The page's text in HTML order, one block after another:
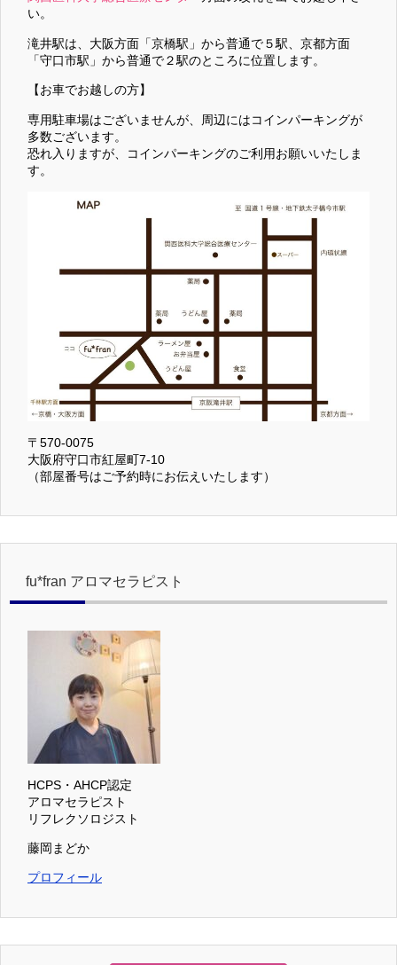
い。
滝井駅は、大阪方面「京橋駅」から普通で５駅、京都方面
「守口市駅」から普通で２駅のところに位置します。
【お車でお越しの方】
専用駐車場はございませんが、周辺にはコインパーキングが
多数ございます。
恐れ入りますが、コインパーキングのご利用お願いいたしま
す。
〒570-0075
大阪府守口市紅屋町7-10
（部屋番号はご予約時にお伝えいたします）
fu*fran アロマセラピスト
HCPS・AHCP認定
アロマセラピスト
リフレクソロジスト
藤岡まどか
プロフィール